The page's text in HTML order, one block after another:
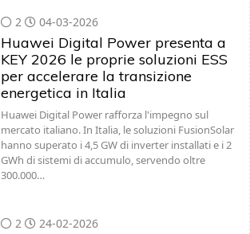
2 04-03-2026
Huawei Digital Power presenta a
KEY 2026 le proprie soluzioni ESS
per accelerare la transizione
energetica in Italia
Huawei Digital Power rafforza l'impegno sul
mercato italiano. In Italia, le soluzioni FusionSolar
hanno superato i 4,5 GW di inverter installati e i 2
GWh di sistemi di accumulo, servendo oltre
300.000…
2 24-02-2026